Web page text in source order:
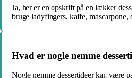
Ja, her er en opskrift på en lækker
bruge ladyfingers, kaffe, mascarpone,
Hvad er nogle nemme
Nogle nemme dessertideer kan være